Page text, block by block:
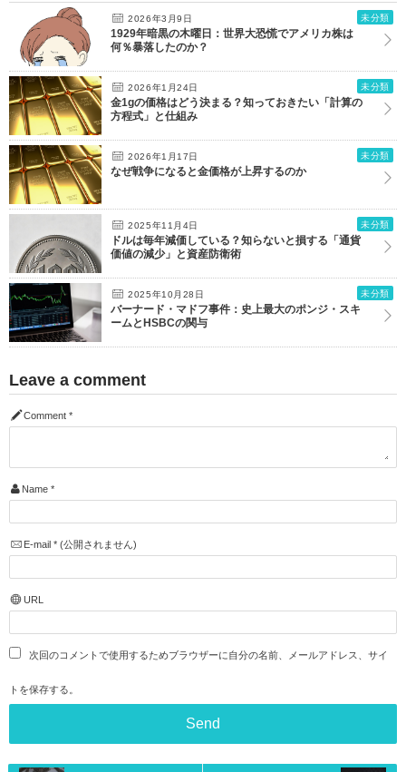
2026年3月9日 未分類
1929年暗黒の木曜日：世界大恐慌でアメリカ株は
何％暴落したのか？
2026年1月24日 未分類
金1gの価格はどう決まる？知っておきたい「計算の
方程式」と仕組み
2026年1月17日 未分類
なぜ戦争になると金価格が上昇するのか
2025年11月4日 未分類
ドルは毎年減価している？知らないと損する「通貨
価値の減少」と資産防衛術
2025年10月28日 未分類
バーナード・マドフ事件：史上最大のポンジ・スキ
ームとHSBCの関与
Leave a comment
Comment *
Name *
E-mail *(公開されません)
URL
次回のコメントで使用するためブラウザーに自分の名前、メールアドレス、サイ
トを保存する。